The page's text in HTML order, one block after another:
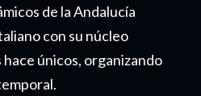
de la Andalucía
con su núcleo
únicos, organizando